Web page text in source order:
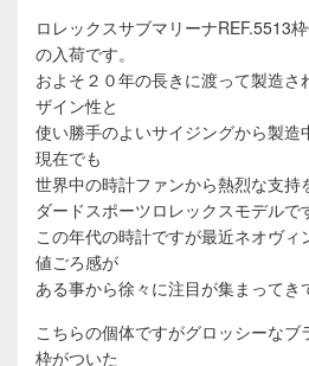
ロレックスサブマリーナREF.5513
の入荷です。
およそ２０年の長きに渡って製造
ザイン性と
使い勝手のよいサイジングから製造
現在でも
世界中の時計ファンから熱烈な支持
ダードスポーツロレックスモデルで
この年代の時計ですが最近ネオヴィ
値ごろ感が
ある事から徐々に注目が集まってき
こちらの個体ですがグロッシーな
枠がついた